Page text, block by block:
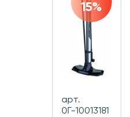
15%
арт.
0Г-10013181